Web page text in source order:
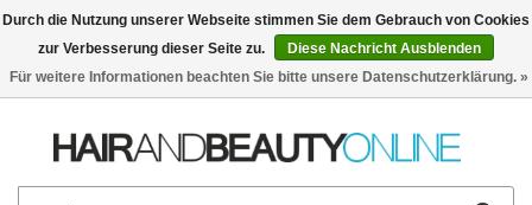
Deutsch €
Durch die Nutzung unserer Webseite stimmen Sie dem Gebrauch von Cookies
zur Verbesserung dieser Seite zu.
Diese Nachricht Ausblenden
Für weitere Informationen beachten Sie bitte unsere Datenschutzerklärung. »